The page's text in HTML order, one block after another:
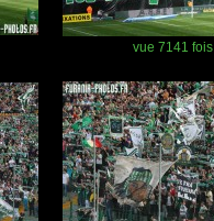
vue 7141 fois